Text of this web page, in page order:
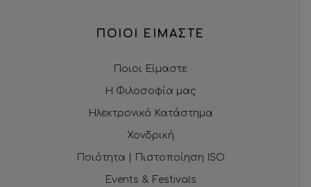
ΠΟΙΟΙ ΕΙΜΑΣΤΕ
Ποιοι Είμαστε
Η Φιλοσοφία μας
Ηλεκτρονικό Κατάστημα
Χονδρική
Ποιότητα | Πιστοποίηση ISO
Events & Festivals